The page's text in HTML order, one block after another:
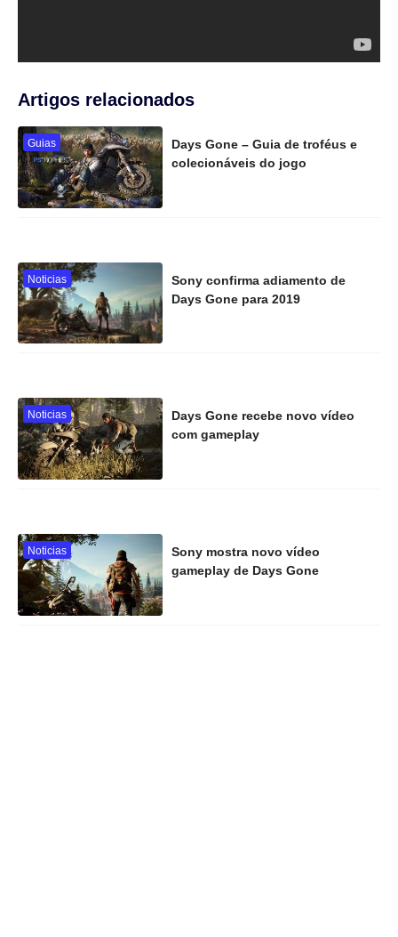
Artigos relacionados
Guias
Days Gone – Guia de troféus e
colecionáveis do jogo
Noticias
Sony confirma adiamento de
Days Gone para 2019
Noticias
Days Gone recebe novo vídeo
com gameplay
Noticias
Sony mostra novo vídeo
gameplay de Days Gone